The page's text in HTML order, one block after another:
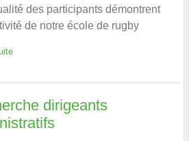
des participants démontrent
de notre école de rugby
dirigeants